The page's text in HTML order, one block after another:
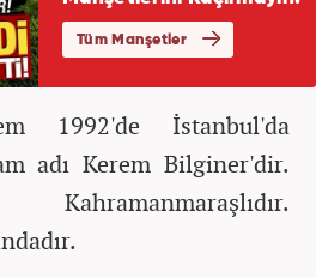
1992'de İstanbul'da
adı Kerem Bilginer'dir.